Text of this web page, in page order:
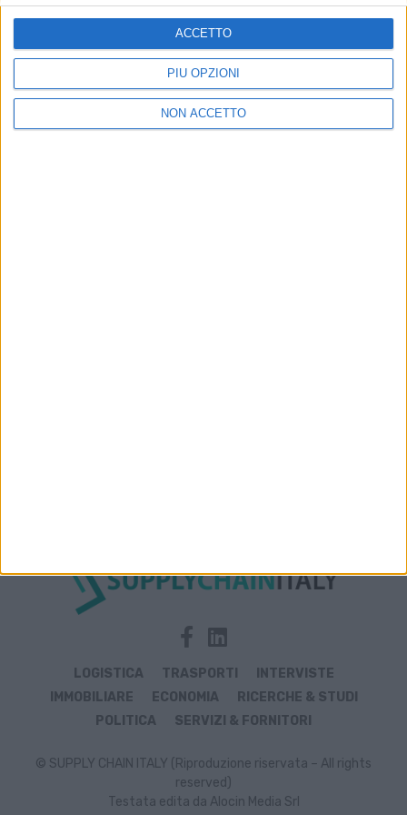
PIÙ OPZIONI
NON ACCETTO
ACCETTO
ISCRIVITI
Dichiaro di aver letto e compreso l'informativa sulla privacy e
di dare il mio consenso alla ricezione di promozioni commerciali
LOGISTICA TRASPORTI
INTERVISTE
IMMOBILIARE
ECONOMIA
RICERCHE & STUDI
POLITICA
SERVIZI & FORNITORI
© SUPPLY CHAIN ITALY (Riproduzione riservata – All rights
reserved)
Testata edita da Alocin Media Srl